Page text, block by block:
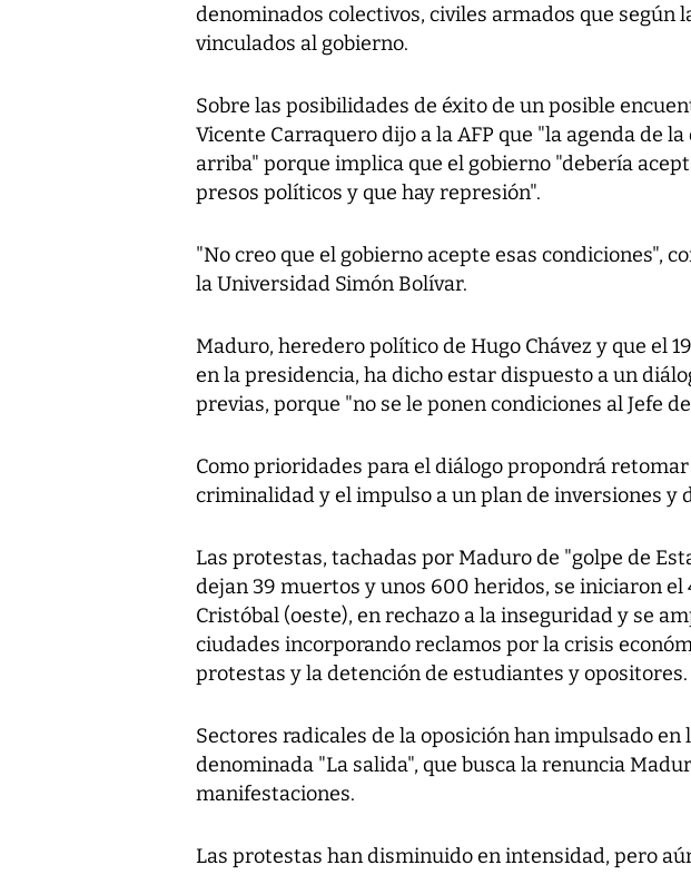
denominados colectivos, civiles armados que según
vinculados al gobierno.
Sobre las posibilidades de éxito de un posible
Vicente Carraquero dijo a la AFP que "la agenda de
arriba" porque implica que el gobierno "debería
presos políticos y que hay represión".
"No creo que el gobierno acepte esas condiciones",
la Universidad Simón Bolívar.
Maduro, heredero político de Hugo Chávez y que el
en la presidencia, ha dicho estar dispuesto a un
previas, porque "no se le ponen condiciones al Jefe
Como prioridades para el diálogo propondrá
criminalidad y el impulso a un plan de inversiones y
Las protestas, tachadas por Maduro de "golpe de
dejan 39 muertos y unos 600 heridos, se iniciaron el
Cristóbal (oeste), en rechazo a la inseguridad y se
ciudades incorporando reclamos por la crisis
protestas y la detención de estudiantes y opositores.
Sectores radicales de la oposición han impulsado
denominada "La salida", que busca la renuncia
manifestaciones.
Las protestas han disminuido en intensidad, pero